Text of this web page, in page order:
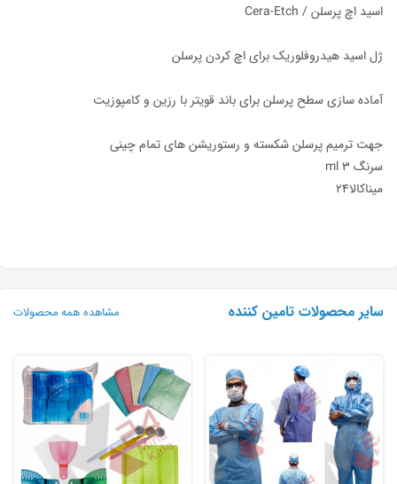
اسید اچ پرسلن / Cera-Etch
ژل اسید هیدروفلوریک برای اچ کردن پرسلن
آماده سازی سطح پرسلن برای باند قویتر با رزین و کامپوزیت
جهت ترمیم پرسلن شکسته و رستوریشن های تمام چینی
سرنگ ۳ ml
میناکالا۲۴
سایر محصولات تامین کننده مشاهده همه محصولات